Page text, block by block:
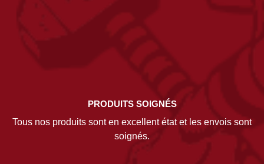
PRODUITS SOIGNÉS
Tous nos produits sont en excellent état et les envois sont
soignés.